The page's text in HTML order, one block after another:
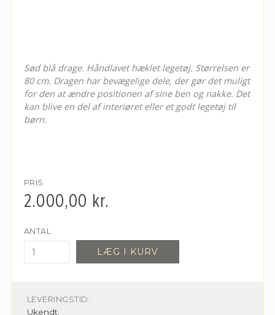
Sød blå drage. Håndlavet hæklet legetøj. Størrelsen er
80 cm. Dragen har bevægelige dele, der gør det muligt
for den at ændre positionen af sine ben og nakke. Det
kan blive en del af interiøret eller et godt legetøj til
børn.
PRIS
2.000,00 kr.
ANTAL
LÆG I KURV
LEVERINGSTID:
Ukendt.